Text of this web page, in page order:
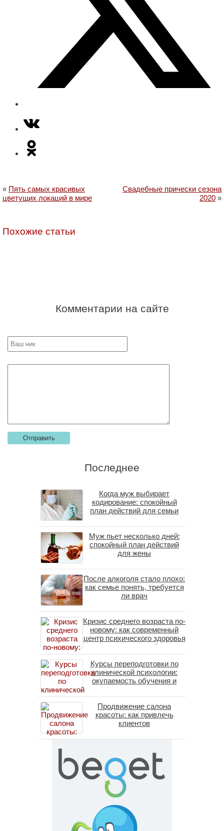
« Пять самых красивых
цветущих локаций в мире
Свадебные прически сезона
2020 »
Похожие статьи
Комментарии на сайте
Последнее
Когда муж выбирает
кодирование: спокойный
план действий для семьи
Муж пьет несколько дней:
спокойный план действий
для жены
После алкоголя стало плохо:
как семье понять, требуется
ли врач
Кризис среднего возраста по-
новому: как современный
центр психического здоровья
помогает пересобрать
личность без таблеток
(методы ДПДГ и КПТ)
Курсы переподготовки по
клинической психологии:
окупаемость обучения и
специалистов в 2026 году
Продвижение салона
красоты: как привлечь
клиентов